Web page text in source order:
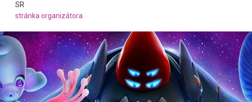
SR
stránka organizátora